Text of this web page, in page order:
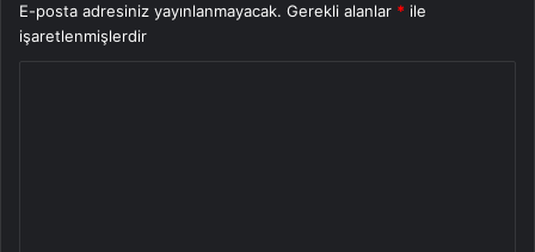
E-posta adresiniz yayınlanmayacak. Gerekli alanlar * ile
işaretlenmişlerdir